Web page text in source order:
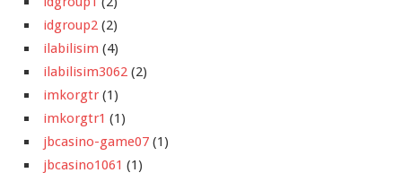
idgroup2 (2)
ilabilisim (4)
ilabilisim3062 (2)
imkorgtr (1)
imkorgtr1 (1)
jbcasino-game07 (1)
jbcasino1061 (1)